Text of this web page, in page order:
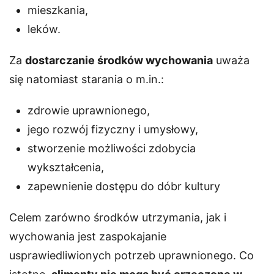
mieszkania,
leków.
Za dostarczanie środków wychowania uważa
się natomiast starania o m.in.:
zdrowie uprawnionego,
jego rozwój fizyczny i umysłowy,
stworzenie możliwości zdobycia
wykształcenia,
zapewnienie dostępu do dóbr kultury
Celem zarówno środków utrzymania, jak i
wychowania jest zaspokajanie
usprawiedliwionych potrzeb uprawnionego. Co